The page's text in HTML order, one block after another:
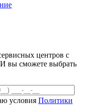
центров с
вы сможете выбрать
условия Политики